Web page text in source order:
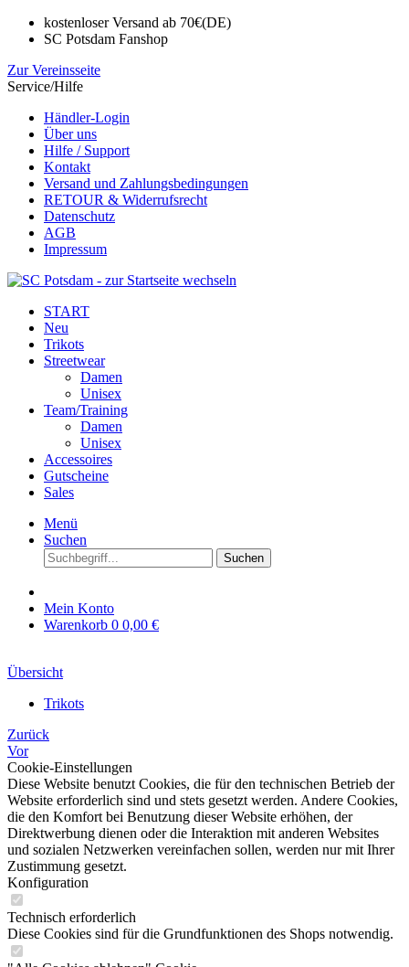
kostenloser Versand ab 70€(DE)
SC Potsdam Fanshop
Zur Vereinsseite
Service/Hilfe
Händler-Login
Über uns
Hilfe / Support
Kontakt
Versand und Zahlungsbedingungen
RETOUR & Widerrufsrecht
Datenschutz
AGB
Impressum
START
Neu
Trikots
Streetwear
Damen
Unisex
Team/Training
Damen
Unisex
Accessoires
Gutscheine
Sales
Menü
Suchen
Suchen
Mein Konto
Warenkorb 0 0,00 €
Übersicht
Trikots
Zurück
Vor
Cookie-Einstellungen
Diese Website benutzt Cookies, die für den technischen Betrieb der
Website erforderlich sind und stets gesetzt werden. Andere Cookies,
die den Komfort bei Benutzung dieser Website erhöhen, der
Direktwerbung dienen oder die Interaktion mit anderen Websites
und sozialen Netzwerken vereinfachen sollen, werden nur mit Ihrer
Zustimmung gesetzt.
Konfiguration
Technisch erforderlich
Diese Cookies sind für die Grundfunktionen des Shops notwendig.